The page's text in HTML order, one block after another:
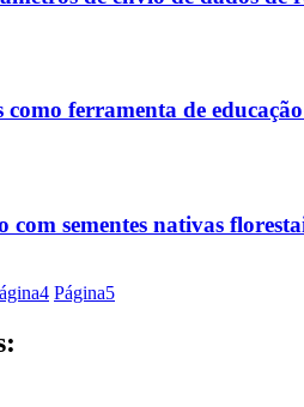
como ferramenta de
com sementes nativas
4 Página5